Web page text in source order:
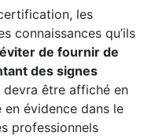
les
connaissances qu’ils
éviter de fournir de
des signes
être affiché en
évidence dans le
professionnels